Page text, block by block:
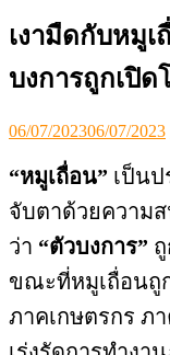
เงามืดกับหมูเ
บงการถูกเปิด
Posted
06/07/202306/07/2023
“หมูเถื่อน” เป็นป
จับตาด้วยความ
ว่า “ตัวบงการ”
ขณะที่หมูเถื่อนถู
ภาคเกษตรกร ภ